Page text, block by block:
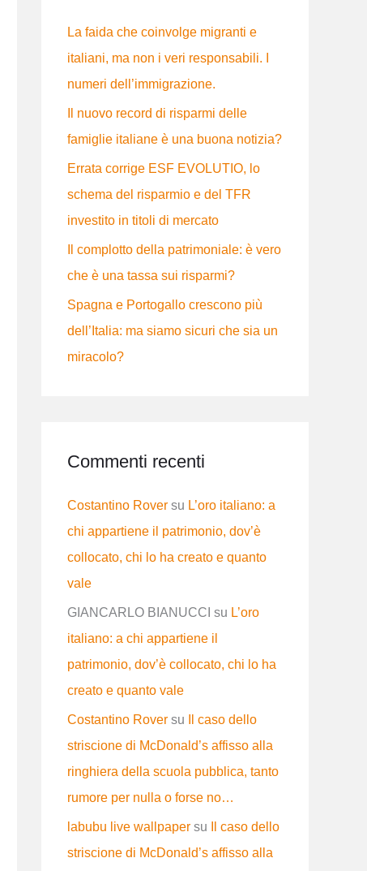
La faida che coinvolge migranti e
italiani, ma non i veri responsabili. I
numeri dell’immigrazione.
Il nuovo record di risparmi delle
famiglie italiane è una buona notizia?
Errata corrige ESF EVOLUTIO, lo
schema del risparmio e del TFR
investito in titoli di mercato
Il complotto della patrimoniale: è vero
che è una tassa sui risparmi?
Spagna e Portogallo crescono più
dell’Italia: ma siamo sicuri che sia un
miracolo?
Commenti recenti
Costantino Rover su L’oro italiano: a
chi appartiene il patrimonio, dov’è
collocato, chi lo ha creato e quanto
vale
GIANCARLO BIANUCCI su L’oro
italiano: a chi appartiene il
patrimonio, dov’è collocato, chi lo ha
creato e quanto vale
Costantino Rover su
Il caso dello
striscione di McDonald’s affisso alla
ringhiera della scuola pubblica, tanto
rumore per nulla o forse no…
labubu live wallpaper su
Il caso dello
striscione di McDonald’s affisso alla